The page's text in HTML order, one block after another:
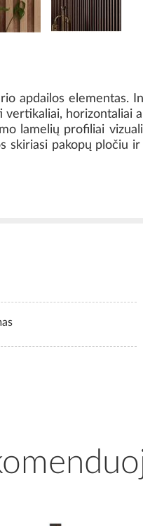
apdailos elementas.
horizontaliai
lamelių profiliai
skiriasi pakopų pločiu